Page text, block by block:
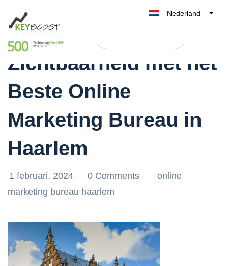
Nederland
België
Italia
Verhoog jouw Online
Zichtbaarheid met het
Beste Online
Marketing Bureau in
Haarlem
1 februari, 2024 0 Comments
online
marketing bureau haarlem